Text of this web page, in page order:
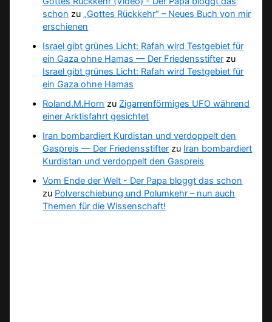
schon zu „Gottes Rückkehr“ – Neues Buch von mir
erschienen
Israel gibt grünes Licht: Rafah wird Testgebiet für
ein Gaza ohne Hamas — Der Friedensstifter zu
Israel gibt grünes Licht: Rafah wird Testgebiet für
ein Gaza ohne Hamas
Roland.M.Horn zu Zigarrenförmiges UFO während
einer Arktisfahrt gesichtet
Iran bombardiert Kurdistan und verdoppelt den
Gaspreis — Der Friedensstifter zu Iran bombardiert
Kurdistan und verdoppelt den Gaspreis
Vom Ende der Welt - Der Papa bloggt das schon
zu Polverschiebung und Polumkehr – nun auch
Themen für die Wissenschaft!